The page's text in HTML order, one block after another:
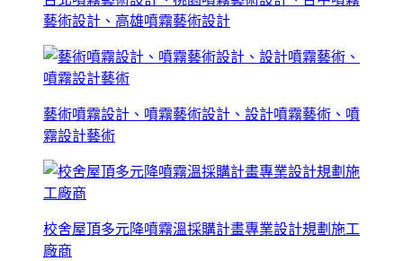
藝術設計、高雄噴霧藝術設計
藝術噴霧設計、噴霧藝術設計、設計噴霧藝術、噴
霧設計藝術
校舍屋頂多元降噴霧溫採購計畫專業設計規劃施工
廠商